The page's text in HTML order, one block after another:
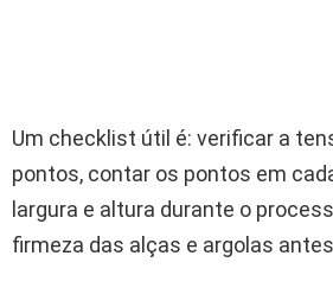
Um checklist útil é: verificar a
pontos, contar os pontos em
largura e altura durante o
firmeza das alças e argolas